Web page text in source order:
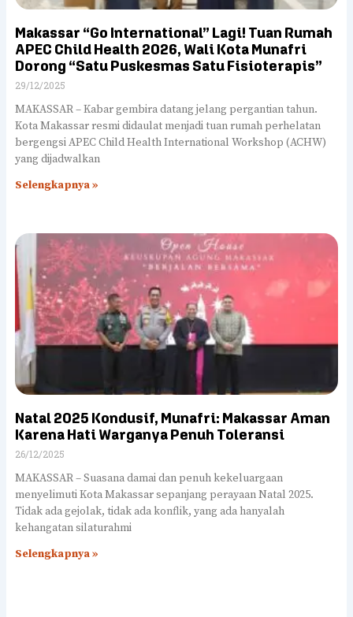
Makassar “Go International” Lagi! Tuan Rumah
APEC Child Health 2026, Wali Kota Munafri
Dorong “Satu Puskesmas Satu Fisioterapis”
29/12/2025
MAKASSAR – Kabar gembira datang jelang pergantian tahun.
Kota Makassar resmi didaulat menjadi tuan rumah perhelatan
bergengsi APEC Child Health International Workshop (ACHW)
yang dijadwalkan
Selengkapnya »
Natal 2025 Kondusif, Munafri: Makassar Aman
Karena Hati Warganya Penuh Toleransi
26/12/2025
MAKASSAR – Suasana damai dan penuh kekeluargaan
menyelimuti Kota Makassar sepanjang perayaan Natal 2025.
Tidak ada gejolak, tidak ada konflik, yang ada hanyalah
kehangatan silaturahmi
Selengkapnya »